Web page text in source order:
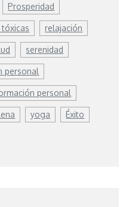
Prosperidad
relajación
serenidad
personal
personal
yoga Éxito